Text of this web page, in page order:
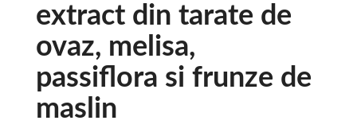
extract din tarate de
ovaz, melisa,
passiflora si frunze de
maslin